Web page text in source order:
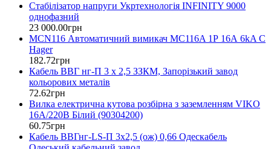
Стабілізатор напруги Укртехнологія INFINITY 9000
однофазний
23 000.00грн
MCN116 Автоматичний вимикач MC116A 1Р 16А 6kA C
Hager
182.72грн
Кабель ВВГ нг-П 3 х 2,5 ЗЗКМ, Запорізький завод
кольорових металів
72.62грн
Вилка електрична кутова розбірна з заземленням VIKO
16А/220В Білий (90304200)
60.75грн
Кабель ВВГнг-LS-П 3х2,5 (ож) 0,66 Одескабель